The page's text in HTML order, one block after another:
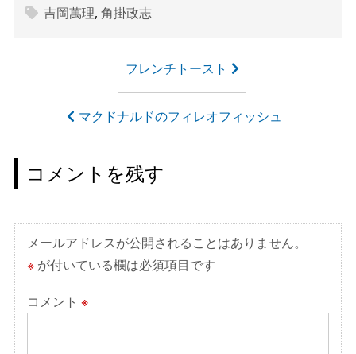
吉岡萬理, 角掛政志
ゲ
ー
シ
ョ
ン
フレンチトースト
マクドナルドのフィレオフィッシュ
コメントを残す
メールアドレスが公開されることはありません。
※が付いている欄は必須項目です
コメント ※